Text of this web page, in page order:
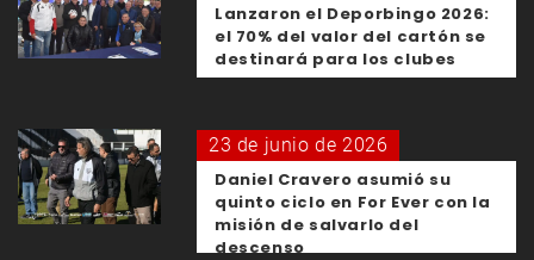
Lanzaron el Deporbingo 2026:
el 70% del valor del cartón se
destinará para los clubes
23 de junio de 2026
Daniel Cravero asumió su
quinto ciclo en For Ever con la
misión de salvarlo del
descenso